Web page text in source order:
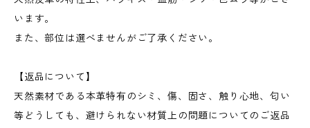
います。
また、部位は選べませんがご了承ください。
【返品について】
天然素材である本革特有のシミ、傷、固さ、触り心地、匂い
等どうしても、避けられない材質上の問題についてのご返品